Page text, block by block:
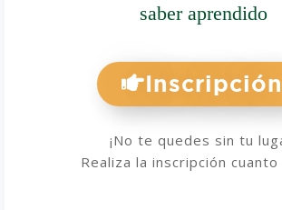
saber aprendido
Inscripción
¡No te quedes sin tu
Realiza la inscripción cuanto